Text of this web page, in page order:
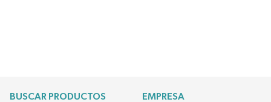
BUSCAR PRODUCTOS EMPRESA